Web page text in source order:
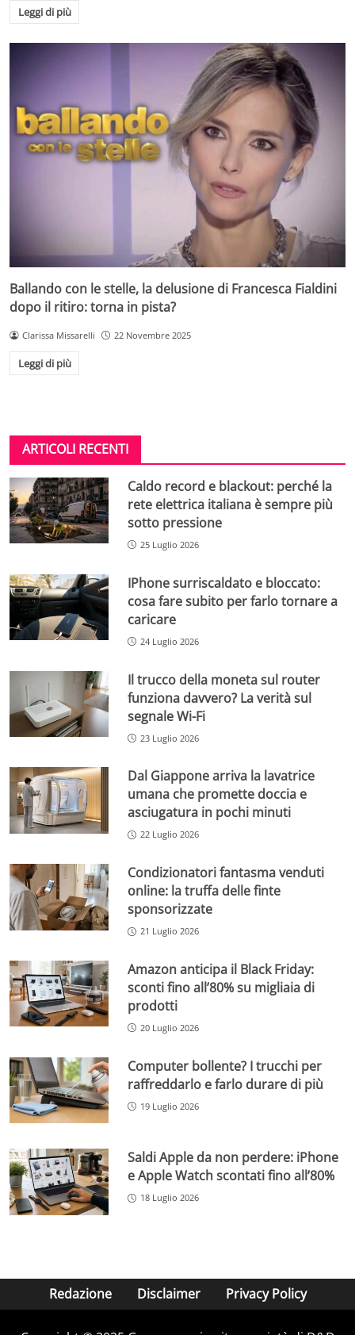
Leggi di più
Ballando con le stelle, la delusione di Francesca Fialdini
dopo il ritiro: torna in pista?
Clarissa Missarelli 22 Novembre 2025
Leggi di più
ARTICOLI RECENTI
Caldo record e blackout: perché la
rete elettrica italiana è sempre più
sotto pressione
25 Luglio 2026
IPhone surriscaldato e bloccato:
cosa fare subito per farlo tornare a
caricare
24 Luglio 2026
Il trucco della moneta sul router
funziona davvero? La verità sul
segnale Wi-Fi
23 Luglio 2026
Dal Giappone arriva la lavatrice
umana che promette doccia e
asciugatura in pochi minuti
22 Luglio 2026
Condizionatori fantasma venduti
online: la truffa delle finte
sponsorizzate
21 Luglio 2026
Amazon anticipa il Black Friday:
sconti fino all’80% su migliaia di
prodotti
20 Luglio 2026
Computer bollente? I trucchi per
raffreddarlo e farlo durare di più
19 Luglio 2026
Saldi Apple da non perdere: iPhone
e Apple Watch scontati fino all’80%
18 Luglio 2026
Redazione Disclaimer Privacy Policy